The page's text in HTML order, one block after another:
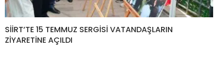
SİİRT’TE 15 TEMMUZ SERGİSİ VATANDAŞLARIN
ZİYARETİNE AÇILDI